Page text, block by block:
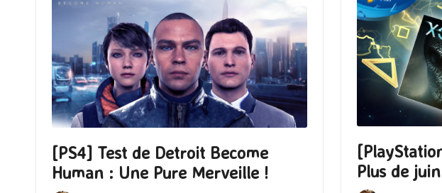
[PS4] Test de Detroit Become
Human : Une Pure Merveille !
Plus de